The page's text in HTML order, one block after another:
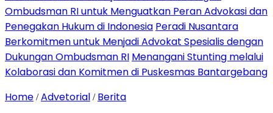
Ombudsman RI untuk Menguatkan Peran Advokasi dan
Penegakan Hukum di Indonesia Peradi Nusantara
Berkomitmen untuk Menjadi Advokat Spesialis dengan
Dukungan Ombudsman RI Menangani Stunting melalui
Kolaborasi dan Komitmen di Puskesmas Bantargebang
Home /Advetorial / Berita